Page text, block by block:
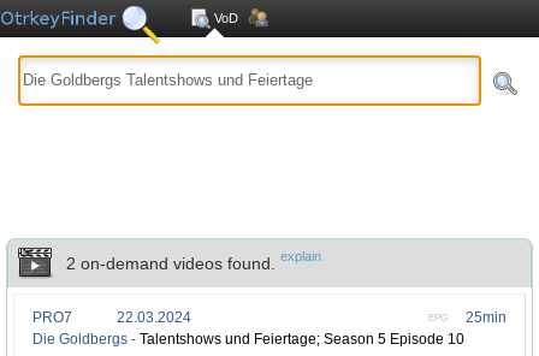
VoD
2 on-demand videos found. explain
25min
EPG
PRO7
22.03.2024
Die Goldbergs - Talentshows und Feiertage; Season 5 Episode 10